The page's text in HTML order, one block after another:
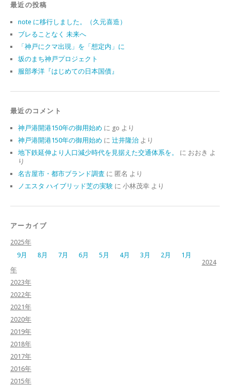
最近の投稿
note に移行しました。（久元喜造）
ブレることなく 未来へ
「神戸にクマ出現」を「想定内」に
坂のまち神戸プロジェクト
服部孝洋『はじめての日本国債』
最近のコメント
神戸港開港150年の御用始め に go より
神戸港開港150年の御用始め に 辻井隆治 より
地下鉄延伸より人口減少時代を見据えた交通体系を。
に おおき よ
り
名古屋市・都市ブランド調査 に 匿名 より
ノエスタ ハイブリッド芝の実験 に 小林茂幸 より
アーカイブ
2025年
9月
8月 7月 6月 5月 4月 3月 2月
1月
2024
年
2023年
2022年
2021年
2020年
2019年
2018年
2017年
2016年
2015年